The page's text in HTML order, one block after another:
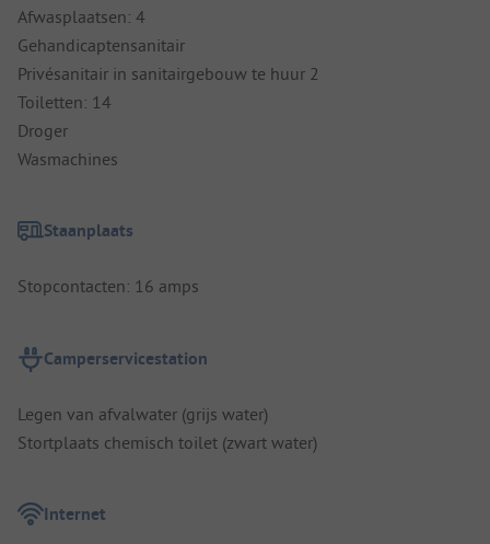
Afwasplaatsen: 4
Gehandicaptensanitair
Privésanitair in sanitairgebouw te huur 2
Toiletten: 14
Droger
Wasmachines
Staanplaats
Stopcontacten: 16 amps
Camperservicestation
Legen van afvalwater (grijs water)
Stortplaats chemisch toilet (zwart water)
Internet